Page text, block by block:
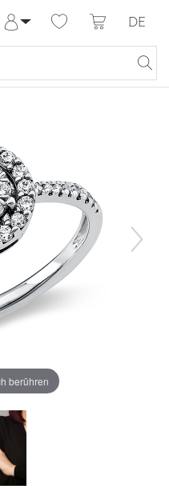
Anmelden
Meine Bestellungen
DE
berühren